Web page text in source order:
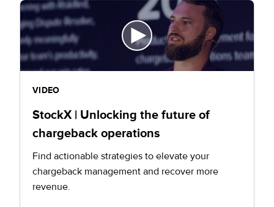
VIDEO
StockX | Unlocking the future of
chargeback operations
Find actionable strategies to elevate your
chargeback management and recover more
revenue.